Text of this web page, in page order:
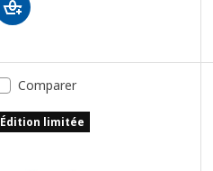
Comparer
Édition limitée